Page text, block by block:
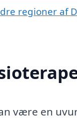
regioner af
være en